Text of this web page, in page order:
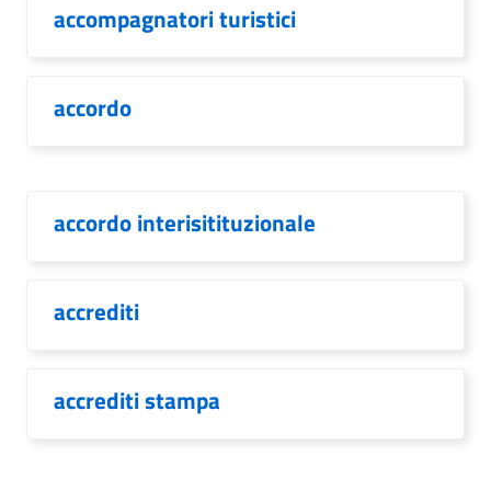
accompagnatori turistici
accordo
accordo interisitituzionale
accrediti
accrediti stampa